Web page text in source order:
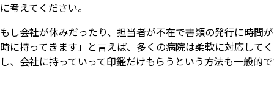
に考えてください。
もし会社が休みだったり、担当者が不在で書類の発行に時間
時に持ってきます」と言えば、多くの病院は柔軟に対応して
し、会社に持っていって印鑑だけもらうという方法も一般的